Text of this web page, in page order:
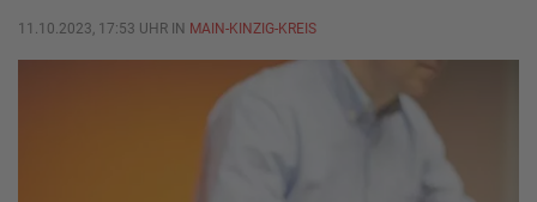
11.10.2023, 17:53 UHR IN MAIN-KINZIG-KREIS